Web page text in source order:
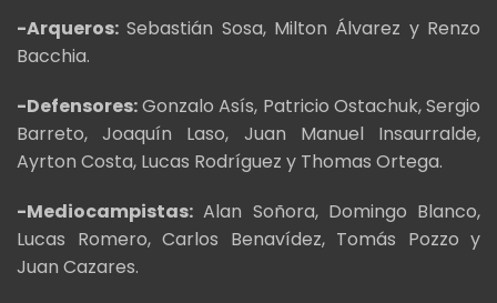
-Arqueros: Sebastián Sosa, Milton Álvarez y Renzo
Bacchia.
-Defensores:Gonzalo Asís, Patricio Ostachuk, Sergio
Barreto, Joaquín Laso, Juan Manuel Insaurralde,
Ayrton Costa, Lucas Rodríguez y Thomas Ortega.
-Mediocampistas: Alan Soñora, Domingo Blanco,
Lucas Romero, Carlos Benavídez, Tomás Pozzo y
Juan Cazares.